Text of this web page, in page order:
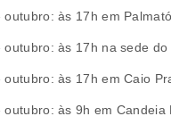
outubro: às 17h em
outubro: às 17h na sede
outubro: às 17h em Caio
outubro: às 9h em Candeia